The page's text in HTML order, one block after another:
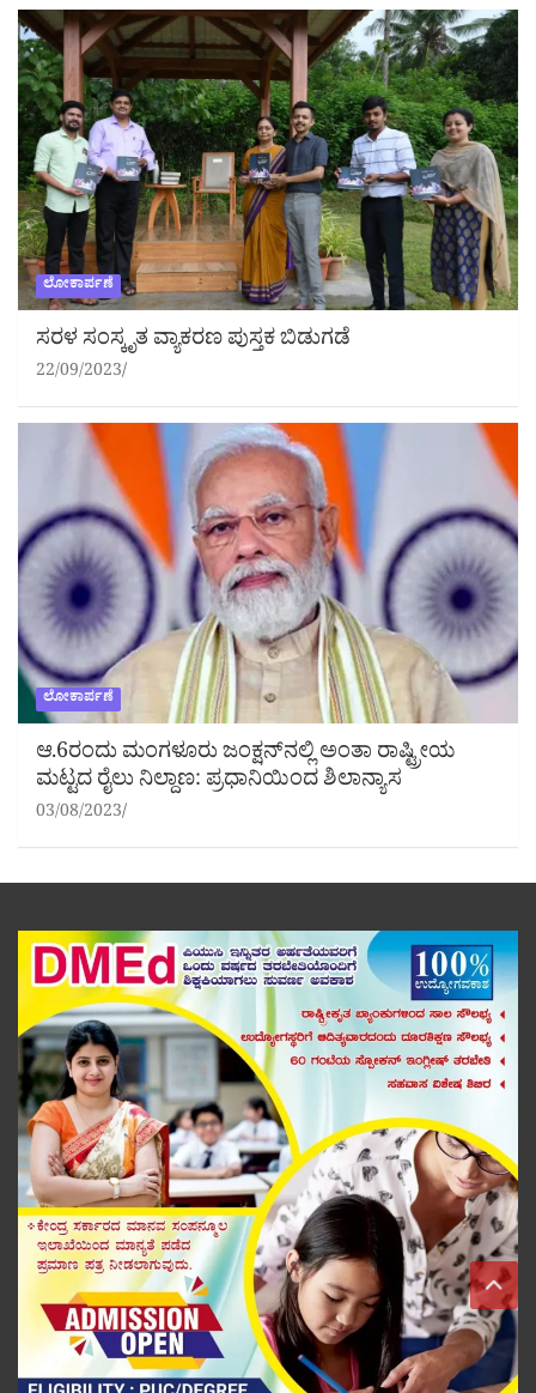
ಲೋಕಾರ್ಪಣೆ
ಸರಳ ಸಂಸ್ಕೃತ ವ್ಯಾಕರಣ ಪುಸ್ತಕ ಬಿಡುಗಡೆ
22/09/2023
ಲೋಕಾರ್ಪಣೆ
ಆ.6ರಂದು ಮಂಗಳೂರು ಜಂಕ್ಷನ್‌ನಲ್ಲಿ ಅಂತಾ ರಾಷ್ಟ್ರೀಯ
ಮಟ್ಟದ ರೈಲು ನಿಲ್ದಾಣ: ಪ್ರಧಾನಿಯಿಂದ ಶಿಲಾನ್ಯಾಸ
03/08/2023